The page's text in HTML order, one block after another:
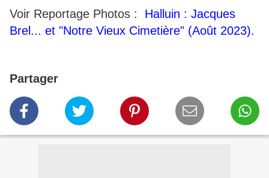
Voir Reportage Photos : Halluin : Jacques
Brel... et "Notre Vieux Cimetière" (Août 2023).
Partager